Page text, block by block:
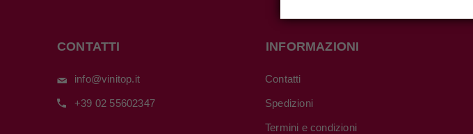
CONTATTI
info@vinitop.it
+39 02 55602347
INFORMAZIONI
Contatti
Spedizioni
Termini e condizioni